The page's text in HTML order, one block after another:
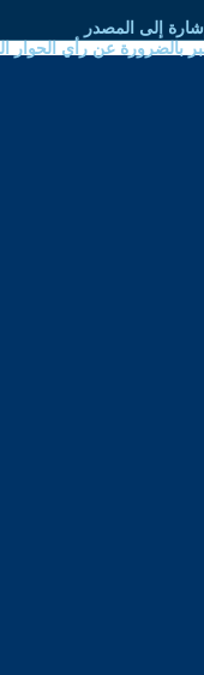
إلى المصدر
بالضرورة عن رأي الحوار